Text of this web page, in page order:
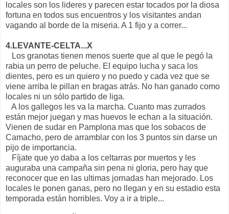
locales son los lideres y parecen estar tocados por la diosa
fortuna en todos sus encuentros y los visitantes andan
vagando al borde de la miseria. A 1 fijo y a correr...
4.LEVANTE-CELTA...X
Los granotas tienen menos suerte que al que le pegó la
rabia un perro de peluche. El equipo lucha y saca los
dientes, pero es un quiero y no puedo y cada vez que se
viene arriba le pillan en bragas atrás. No han ganado como
locales ni un sólo partido de liga.
A los gallegos les va la marcha. Cuanto mas zurrados
están mejor juegan y mas huevos le echan a la situación.
Vienen de sudar en Pamplona mas que los sobacos de
Camacho, pero de arramblar con los 3 puntos sin darse un
pijo de importancia.
Fíjate que yo daba a los celtarras por muertos y les
auguraba una campaña sin pena ni gloria, pero hay que
reconocer que en las ultimas jornadas han mejorado. Los
locales le ponen ganas, pero no llegan y en su estadio esta
temporada están horribles. Voy a ir a triple...